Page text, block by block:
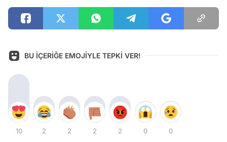
BU İÇERİĞE EMOJİYLE TEPKİ VER!
10 2 2 2 2 0 0